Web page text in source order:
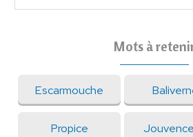
Mots à
Escarmouche
Propice